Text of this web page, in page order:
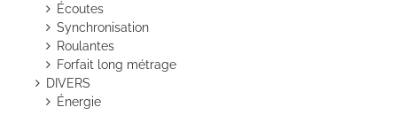
Écoutes
Synchronisation
Roulantes
Forfait long métrage
DIVERS
Énergie